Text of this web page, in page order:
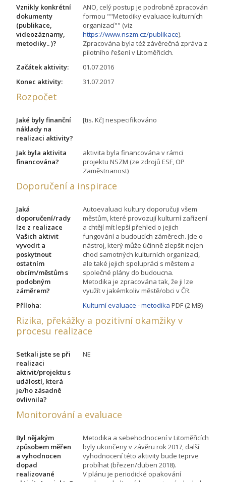
Vznikly konkrétní
dokumenty
(publikace,
videozáznamy,
metodiky.. )?
ANO, celý postup je podrobně zpracován
formou ""Metodiky evaluace kulturních
organizací"" (viz
https://www.nszm.cz/publikace).
Zpracována byla též závěrečná zpráva z
pilotního řešení v Litoměřicích.
Začátek aktivity:
01.07.2016
Konec aktivity:
31.07.2017
Rozpočet
Jaké byly finanční
náklady na
realizaci aktivity?
[tis. Kč] nespecifikováno
Jak byla aktivita
financována?
aktivita byla financována v rámci
projektu NSZM (ze zdrojů ESF, OP
Zaměstnanost)
Doporučení a inspirace
Jaká
doporučení/rady
lze z realizace
Vašich aktivit
vyvodit a
poskytnout
ostatním
obcím/městům s
podobným
záměrem?
Autoevaluaci kultury doporučuji všem
městům, které provozují kulturní zařízení
a chtějí mít lepší přehled o jejich
fungování a budoucích záměrech. Jde o
nástroj, který může účinně zlepšit nejen
chod samotných kulturních organizací,
ale také jejich spolupráci s městem a
společné plány do budoucna.
Metodika je zpracována tak, že ji lze
využít v jakémkoliv městě/obci v ČR.
Příloha:
Kulturní evaluace - metodika PDF (2 MB)
Rizika, překážky a pozitivní okamžiky v
procesu realizace
Setkali jste se při
realizaci
aktivit/projektu s
událostí, která
je/ho zásadně
ovlivnila?
NE
Monitorování a evaluace
Byl nějakým
způsobem měřen
a vyhodnocen
dopad
realizované
Metodika a sebehodnocení v Litoměřicích
byly ukončeny v závěru rok 2017, další
vyhodnocení této aktivity bude teprve
probíhat (březen/duben 2018).
V plánu je periodické opakování